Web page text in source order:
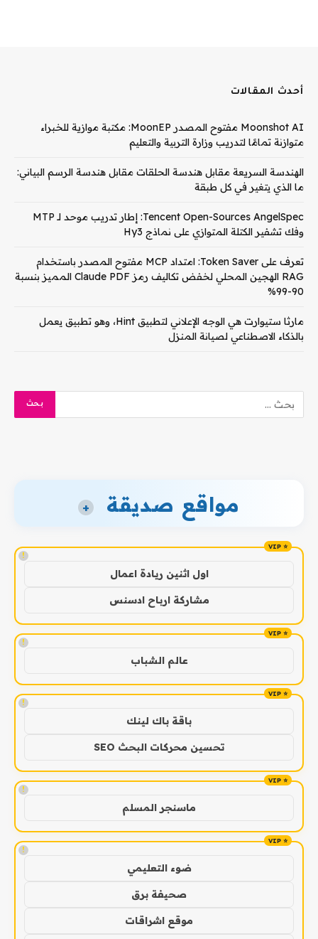
أحدث المقالات
Moonshot AI مفتوح المصدر MoonEP: مكتبة موازية للخبراء
متوازنة تمامًا لتدريب وزارة التربية والتعليم
الهندسة السريعة مقابل هندسة الحلقات مقابل هندسة الرسم البياني:
ما الذي يتغير في كل طبقة
Tencent Open-Sources AngelSpec: إطار تدريب موحد لـ MTP
وفك تشفير الكتلة المتوازي على نماذج Hy3
تعرف على Token Saver: امتداد MCP مفتوح المصدر باستخدام
RAG الهجين المحلي لخفض تكاليف رمز Claude PDF المميز بنسبة
90-99%
مارثا ستيوارت هي الوجه الإعلاني لتطبيق Hint، وهو تطبيق يعمل
بالذكاء الاصطناعي لصيانة المنزل
مواقع صديقة +
!
اول اثنين ريادة اعمال
مشاركة ارباح ادسنس
!
عالم الشباب
!
باقة باك لينك
تحسين محركات البحث SEO
!
ماسنجر المسلم
!
ضوء التعليمي
صحيفة برق
موقع اشراقات